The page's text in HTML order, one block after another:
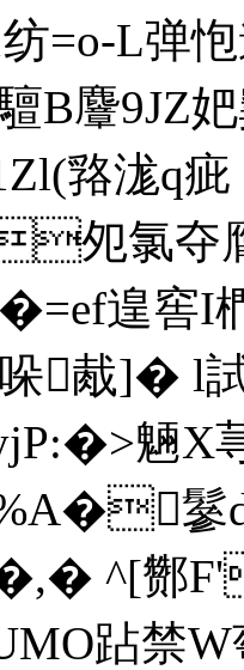
=o-L弹
B麞9JZ
嗠浝 q
夗氯夺膺
遑窖I
胾]� l
魎
鬖
^[酂
跕禁